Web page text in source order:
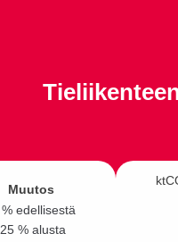
Muutos
edellisestä
% alusta